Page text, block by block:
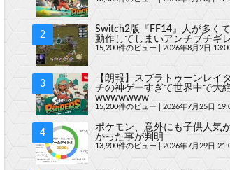
Switch2版『FF14』人が多く
動作してしまいアンチブチギ
15,200件のビュー 2026年8月2日
【朗報】スプラトゥーンレイ
チの神ゲーすぎて世界中で大
wwwwwww
15,200件のビュー 2026年7月25日
ポケモン、意外にも子供人気
かった事が判明
13,900件のビュー 2026年7月29日